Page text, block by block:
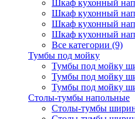
Шкаф кухонный
Шкаф кухонный
Шкаф кухонный
Шкаф кухонный
Все категории (9)
Тумбы под мойку
Тумбы под мойку
Тумбы под мойку
Тумбы под мойку
Столы-тумбы напольные
Столы-тумбы